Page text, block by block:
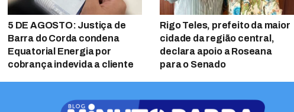
5 DE AGOSTO: Justiça de
Barra do Corda condena
Equatorial Energia por
cobrança indevida a cliente
Rigo Teles, prefeito da maior
cidade da região central,
declara apoio a Roseana
para o Senado